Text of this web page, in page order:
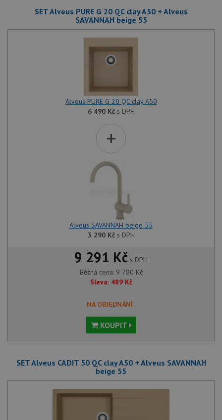
SET Alveus PURE G 20 QC clay A50 + Alveus
SAVANNAH beige 55
Alveus PURE G 20 QC clay A50
6 490 Kčs DPH
+
Alveus SAVANNAH beige 55
3 290 Kčs DPH
9 291 Kč s DPH
Běžná cena: 9 780 Kč
Sleva: 489 Kč
NA OBJEDNÁNÍ
KOUPIT
SET Alveus CADIT 50 QC clay A50 + Alveus SAVANNAH
beige 55